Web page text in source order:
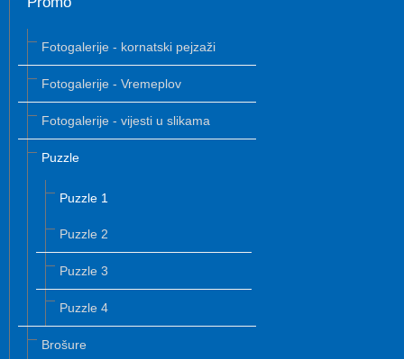
Fotogalerije - kornatski pejzaži
Fotogalerije - Vremeplov
Fotogalerije - vijesti u slikama
Puzzle
Puzzle 1
Puzzle 2
Puzzle 3
Puzzle 4
Brošure